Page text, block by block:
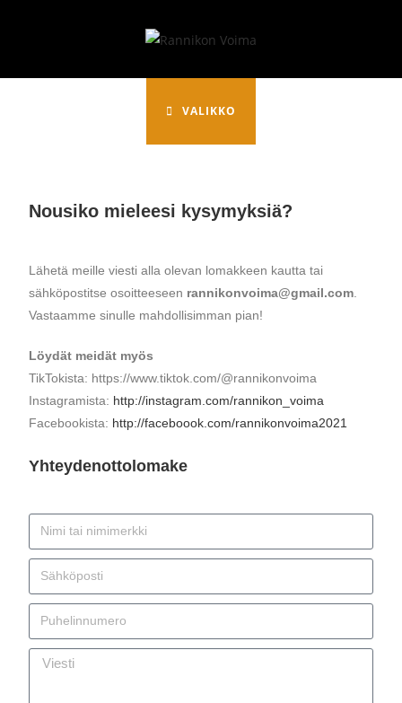
VALIKKO
Nousiko mieleesi kysymyksiä?
Lähetä meille viesti alla olevan lomakkeen kautta tai
sähköpostitse osoitteeseen rannikonvoima@gmail.com
Vastaamme sinulle mahdollisimman pian!
Löydät meidät myös
TikTokista: https://www.tiktok.com/@rannikonvoima
Instagramista: http://instagram.com/rannikon_voima
Facebookista: http://faceboook.com/rannikonvoima2021
Yhteydenottolomake